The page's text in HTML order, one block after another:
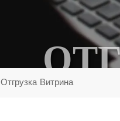
Отгрузка Витрина